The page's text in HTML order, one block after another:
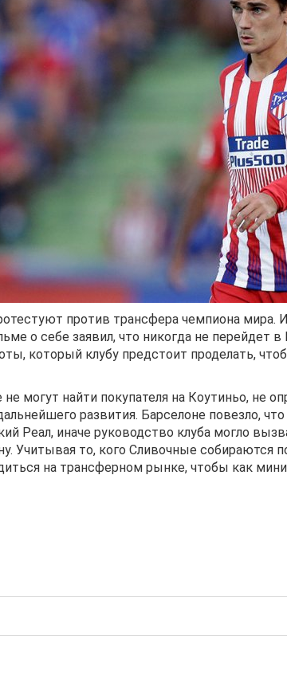
против трансфера чемпиона мира.
о себе заявил, что никогда не перейдет в
который клубу предстоит проделать,
могут найти покупателя на Коутиньо, не
развития. Барселоне повезло,
Реал, иначе руководство клуба могло
Учитывая то, кого Сливочные собираются
на трансферном рынке, чтобы как